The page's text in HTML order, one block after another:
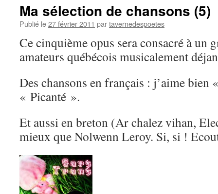
Ma sélection de chansons (5)
Publié le27 février 2011 partavernedespoetes
Ce cinquième opus sera consacré à un
amateurs québécois musicalement
Des chansons en français : j’aime bien
« Picanté ».
Et aussi en breton (Ar chalez vihan,
mieux que Nolwenn Leroy. Si, si !